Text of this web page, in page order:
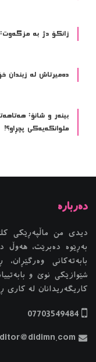
زانکۆ دژ بە مزگەوت:
ده‌میرتاش له‌
بینەر و شانۆ:
ملوانکەیەکی پچڕاو؟!
دیدی من ماڵپەڕێکی
بەڕێوە دەبرێت، هەوڵ
بابەتەکانی
شێوازێکی نوێ و
کاریگەریدانان لە کاری
07703549484